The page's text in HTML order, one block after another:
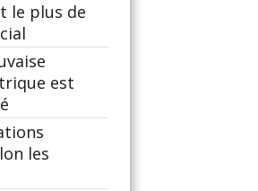
le plus de
est
les